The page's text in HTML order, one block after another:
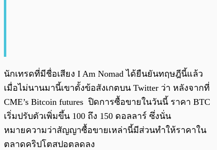
นักเทรดที่มีชื่อเสียง I Am Nomad ได้ยืนยันทฤษฎีนี้แล้ว
เมื่อไม่นานมานี้เขาตั้งข้อสังเกตบน Twitter ว่า หลังจากที่
CME’s Bitcoin futures ปิดการซื้อขายในวันนี้ ราคา BTC
เริ่มปรับตัวเพิ่มขึ้น 100 ถึง 150 ดอลลาร์ ซึ่งนั่น
หมายความว่าสัญญาซื้อขายเหล่านี้มีส่วนทำให้ราคาใน
ตลาดคริปโตสปอตลดลง